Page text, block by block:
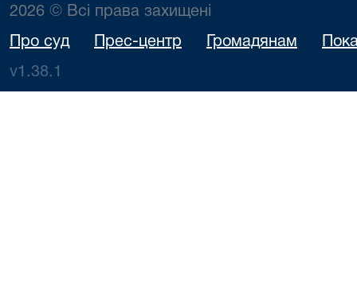
2026 © Всі права захищені
Про суд Прес-центр Громадянам
v1.38.1